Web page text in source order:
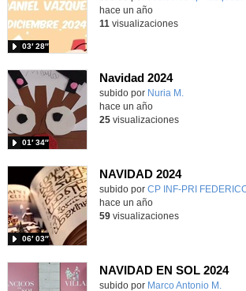
03′ 28″
hace un año
11 visualizaciones
Navidad 2024
Contenido educativo.
subido por Nuria M.
01′ 34″
hace un año
25visualizaciones
NAVIDAD 2024
subido por CP INF-PRI
06′ 03″
hace un año
59visualizaciones
NAVIDAD EN SOL 2024
Contenido educativo.
subido por Marco Antonio M.